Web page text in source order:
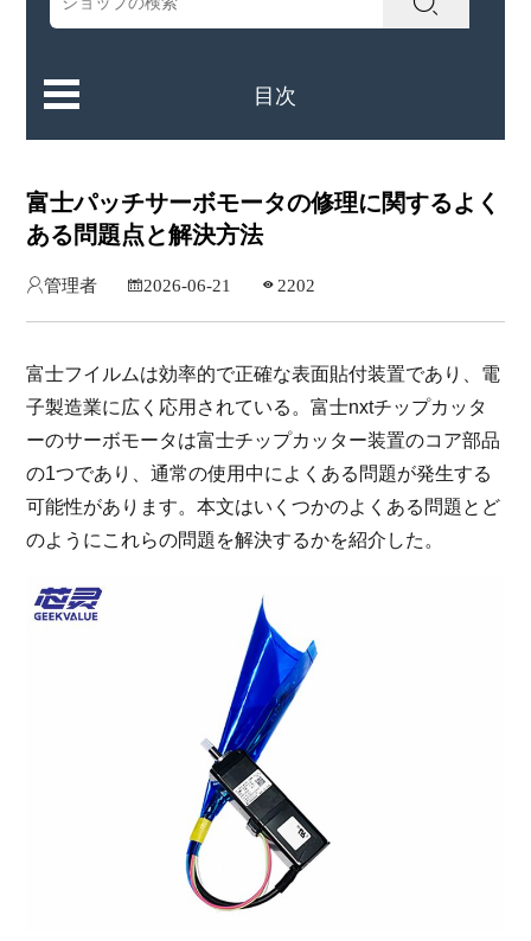
目次
富士パッチサーボモータの修理に関するよく
ある問題点と解決方法
管理者 2026-06-21 2202
富士フイルムは効率的で正確な表面貼付装置であり、電
子製造業に広く応用されている。富士nxtチップカッタ
ーのサーボモータは富士チップカッター装置のコア部品
の1つであり、通常の使用中によくある問題が発生する
可能性があります。本文はいくつかのよくある問題とど
のようにこれらの問題を解決するかを紹介した。